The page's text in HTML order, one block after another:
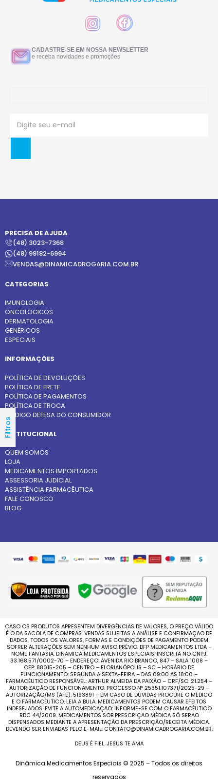
Filtros
CADASTRE-SE EM NOSSA NEWSLETTER
e receba novidades e promoções
PRECISA DE AJUDA
(48) 3023-7368
(48) 99182-6994
VENDAS@DINAMICADROGARIA.COM.BR
CATEGORIAS
IMUNOLOGIA
ONCOLÓGICOS
DERMATOLOGIA
GENÉRICOS
ESPECIAIS
INFORMAÇÕES
POLÍTICA DE DEVOLUÇÕES
POLÍTICA DE FRETE
POLÍTICA DE PAGAMENTOS
POLÍTICA DE TROCA
CÓDIGO DEFESA DO CONSUMIDOR
INSTITUCIONAL
QUEM SOMOS
LOJA
MEDICAMENTOS IMPORTADOS
ASSESSORIA JUDICIAL
ASSISTÊNCIA FARMACÊUTICA
FALE CONOSCO
BLOG
CASO OS PRODUTOS APRESENTEM DIVERGÊNCIAS DE VALORES, O PREÇO VÁLIDO
É O DA SACOLA DE COMPRAS. VENDAS SUJEITAS A ANÁLISE E CONFIRMAÇÃO DE
DADOS. TODOS OS VALORES, FORMAS E CONDIÇÕES DE PAGAMENTO PODEM
SOFRER ALTERAÇÕES SEM NENHUM AVISO PRÉVIO. DFP MEDICAMENTOS LTDA –
NOME FANTASIA: DINAMICA MEDICAMENTOS ESPECIAIS. INSCRITA NO CNPJ:
33.168.571/0002-70 – ENDEREÇO: AVENIDA RIO BRANCO, 847 – SALA 1008 –
CEP: 88015-205 – CENTRO – FLORIANÓPOLIS – SC – HORÁRIO DE
FUNCIONAMENTO: SEGUNDA A SEXTA-FEIRA – DAS 09:00 AS 18:00 –
FARMACÊUTICO RESPONSÁVEL: ARTHUR ALMEIDA DA PAIXÃO – CRF/SC: 21.254 –
AUTORIZAÇÃO DE FUNCIONAMENTO: PROCESSO Nº 25351.107371/2025-29 –
AUTORIZAÇÃO/MS (AFE): 5193891 – EM CASO DE DÚVIDAS PROCURE O MÉDICO
E O FARMACÊUTICO, LEIA A BULA. MEDICAMENTOS PODEM CAUSAR EFEITOS
INDESEJADOS. EVITE A AUTOMEDICAÇÃO: INFORME-SE COM O FARMACÊUTICO
RDC 44/2009. MEDICAMENTOS SOB PRESCRIÇÃO MÉDICA SÓ SERÃO
DISPENSADOS MEDIANTE A APRESENTAÇÃO DA PRESCRIÇÃO/RECEITA MÉDICA.
DEVENDO SER ENVIADAS PELO E-MAIL: CONTATO@DINAMICADROGARIA.COM.BR.
DEUS É FIEL. JESUS TE AMA
Dinâmica Medicamentos Especiais © 2025 – Todos os direitos
reservados